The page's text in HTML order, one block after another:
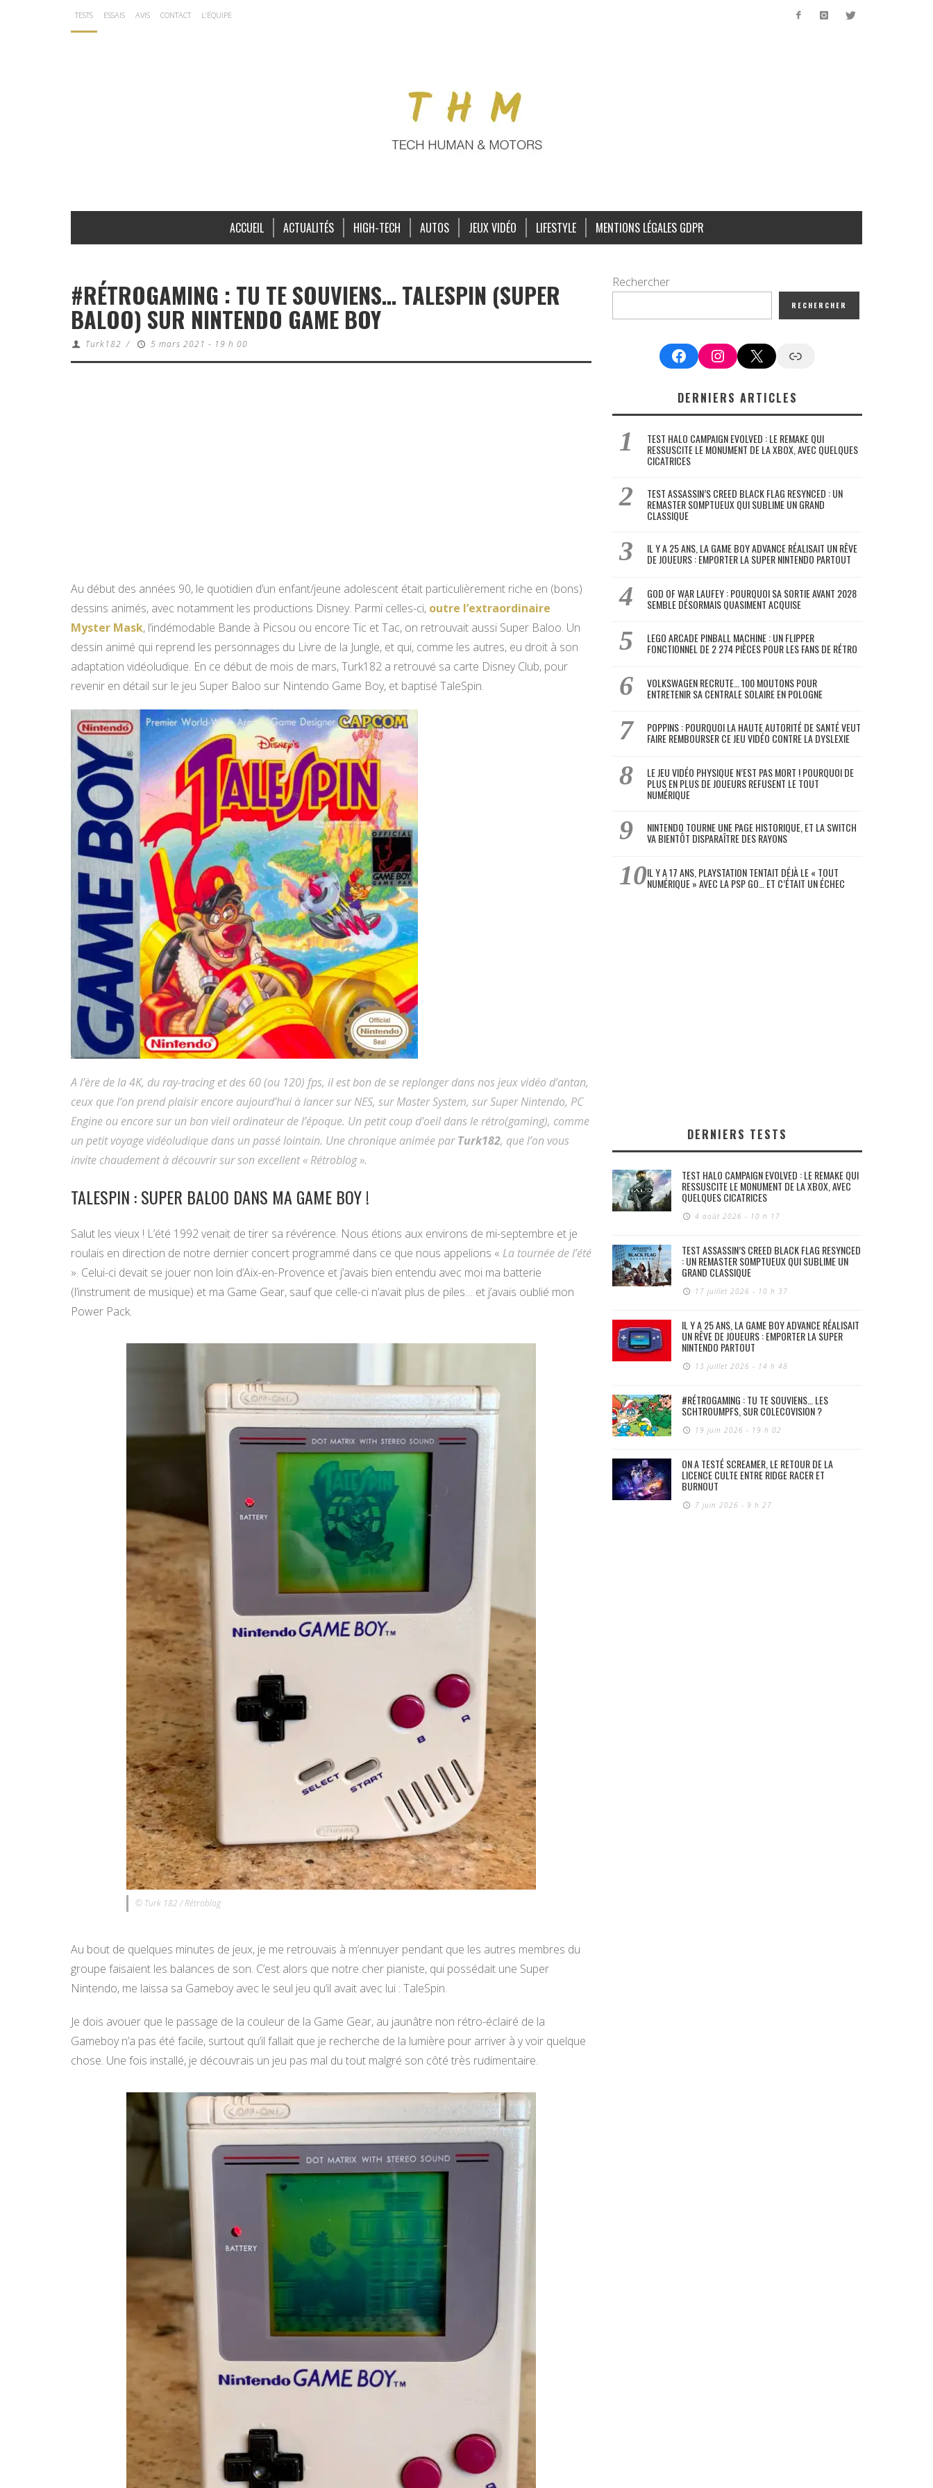
TESTS ESSAIS AVIS CONTACT L’ÉQUIPE
ACCUEIL ACTUALITÉS HIGH-TECH AUTOS JEUX VIDÉO LIFESTYLE MENTIONS LÉGALES GDPR
#RÉTROGAMING : TU TE SOUVIENS… TALESPIN (SUPER
BALOO) SUR NINTENDO GAME BOY
Turk182 / 5 mars 2021 - 19 h 00
Au début des années 90, le quotidien d’un enfant/jeune adolescent était particulièrement riche en (bons)
dessins animés, avec notamment les productions Disney. Parmi celles-ci, outre l’extraordinaire
Myster Mask, l’indémodable Bande à Picsou ou encore Tic et Tac, on retrouvait aussi Super Baloo. Un
dessin animé qui reprend les personnages du Livre de la Jungle, et qui, comme les autres, eu droit à son
adaptation vidéoludique. En ce début de mois de mars, Turk182 a retrouvé sa carte Disney Club, pour
revenir en détail sur le jeu Super Baloo sur Nintendo Game Boy, et baptisé TaleSpin.
A l’ère de la 4K, du ray-tracing et des 60 (ou 120) fps, il est bon de se replonger dans nos jeux vidéo d’antan,
ceux que l’on prend plaisir encore aujourd’hui à lancer sur NES, sur Master System, sur Super Nintendo, PC
Engine ou encore sur un bon vieil ordinateur de l’époque. Un petit coup d’oeil dans le rétro(gaming), comme
un petit voyage vidéoludique dans un passé lointain. Une chronique animée parTurk182, que l’on vous
invite chaudement à découvrir sur son excellent « Rétroblog ».
TALESPIN : SUPER BALOO DANS MA GAME BOY !
Salut les vieux ! L’été 1992 venait de tirer sa révérence. Nous étions aux environs de mi-septembre et je
roulais en direction de notre dernier concert programmé dans ce que nous appelions « La tournée de l’été
». Celui-ci devait se jouer non loin d’Aix-en-Provence et j’avais bien entendu avec moi ma batterie
(l’instrument de musique) et ma Game Gear, sauf que celle-ci n’avait plus de piles… et j’avais oublié mon
Power Pack.
© Turk 182 / Rétroblog
Au bout de quelques minutes de jeux, je me retrouvais à m’ennuyer pendant que les autres membres du
groupe faisaient les balances de son. C’est alors que notre cher pianiste, qui possédait une Super
Nintendo, me laissa sa Gameboy avec le seul jeu qu’il avait avec lui : TaleSpin.
Je dois avouer que le passage de la couleur de la Game Gear, au jaunâtre non rétro-éclairé de la
Gameboy n’a pas été facile, surtout qu’il fallait que je recherche de la lumière pour arriver à y voir quelque
chose. Une fois installé, je découvrais un jeu pas mal du tout malgré son côté très rudimentaire.
Rechercher
RECHERCHER
FacebookInstagram
X Google News
DERNIERS ARTICLES
TEST HALO CAMPAIGN EVOLVED : LE REMAKE QUI
RESSUSCITE LE MONUMENT DE LA XBOX, AVEC QUELQUES
CICATRICES
TEST ASSASSIN’S CREED BLACK FLAG RESYNCED : UN
REMASTER SOMPTUEUX QUI SUBLIME UN GRAND
CLASSIQUE
IL Y A 25 ANS, LA GAME BOY ADVANCE RÉALISAIT UN RÊVE
DE JOUEURS : EMPORTER LA SUPER NINTENDO PARTOUT
GOD OF WAR LAUFEY : POURQUOI SA SORTIE AVANT 2028
SEMBLE DÉSORMAIS QUASIMENT ACQUISE
LEGO ARCADE PINBALL MACHINE : UN FLIPPER
FONCTIONNEL DE 2 274 PIÈCES POUR LES FANS DE RÉTRO
VOLKSWAGEN RECRUTE… 100 MOUTONS POUR
ENTRETENIR SA CENTRALE SOLAIRE EN POLOGNE
POPPINS : POURQUOI LA HAUTE AUTORITÉ DE SANTÉ VEUT
FAIRE REMBOURSER CE JEU VIDÉO CONTRE LA DYSLEXIE
LE JEU VIDÉO PHYSIQUE N’EST PAS MORT ! POURQUOI DE
PLUS EN PLUS DE JOUEURS REFUSENT LE TOUT
NUMÉRIQUE
NINTENDO TOURNE UNE PAGE HISTORIQUE, ET LA SWITCH
VA BIENTÔT DISPARAÎTRE DES RAYONS
IL Y A 17 ANS, PLAYSTATION TENTAIT DÉJÀ LE « TOUT
NUMÉRIQUE » AVEC LA PSP GO… ET C’ÉTAIT UN ÉCHEC
DERNIERS TESTS
TEST HALO CAMPAIGN EVOLVED : LE REMAKE QUI
RESSUSCITE LE MONUMENT DE LA XBOX, AVEC
QUELQUES CICATRICES
4 août 2026 - 10 h 17
TEST ASSASSIN’S CREED BLACK FLAG RESYNCED
: UN REMASTER SOMPTUEUX QUI SUBLIME UN
GRAND CLASSIQUE
17 juillet 2026 - 10 h 37
IL Y A 25 ANS, LA GAME BOY ADVANCE RÉALISAIT
UN RÊVE DE JOUEURS : EMPORTER LA SUPER
NINTENDO PARTOUT
13 juillet 2026 - 14 h 48
#RÉTROGAMING : TU TE SOUVIENS… LES
SCHTROUMPFS, SUR COLECOVISION ?
19 juin 2026 - 19 h 02
ON A TESTÉ SCREAMER, LE RETOUR DE LA
LICENCE CULTE ENTRE RIDGE RACER ET
BURNOUT
7 juin 2026 - 9 h 27